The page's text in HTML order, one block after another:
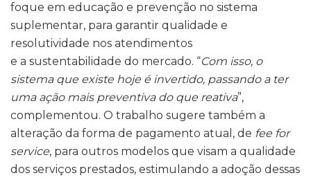
foque em educação e prevenção no sistema
suplementar, para garantir qualidade e
resolutividade nos atendimentos
e a sustentabilidade do mercado. “Com isso, o
sistema que existe hoje é invertido, passando a ter
uma ação mais preventiva do que reativa”,
complementou. O trabalho sugere também a
alteração da forma de pagamento atual, de fee for
service, para outros modelos que visam a qualidade
dos serviços prestados, estimulando a adoção dessas